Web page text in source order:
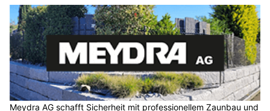
Meydra AG schafft Sicherheit mit professionellem Zaunbau und